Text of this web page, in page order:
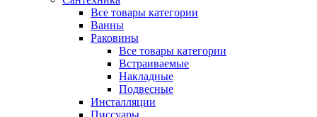
Все товары категории
Ванны
Раковины
Все товары категории
Встраиваемые
Накладные
Подвесные
Инсталляции
Писсуары